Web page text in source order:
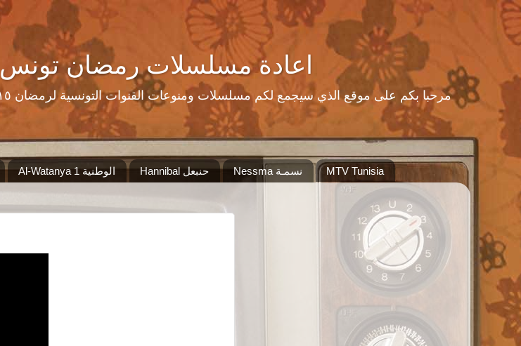
Ramadan Tn Replay 2016+2015 اعادة مسلسلات رمضان تونس
Al-Watanya 1 الوطنية Hannibal حنبعل‬ MTV Tunisia